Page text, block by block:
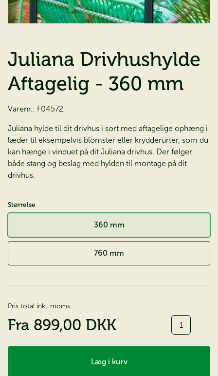
Juliana Drivhushylde
Aftagelig - 360 mm
Varenr.: F04572
Juliana hylde til dit drivhus i sort med aftagelige ophæng i
læder til eksempelvis blomster eller krydderurter, som du
kan hænge i vinduet på dit Juliana drivhus. Der følger
både stang og beslag med hylden til montage på dit
drivhus.
Størrelse
360 mm
760 mm
Pris total inkl. moms
Fra 899,00 DKK Antal
Læg i kurv